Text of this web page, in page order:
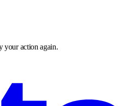
your action again.